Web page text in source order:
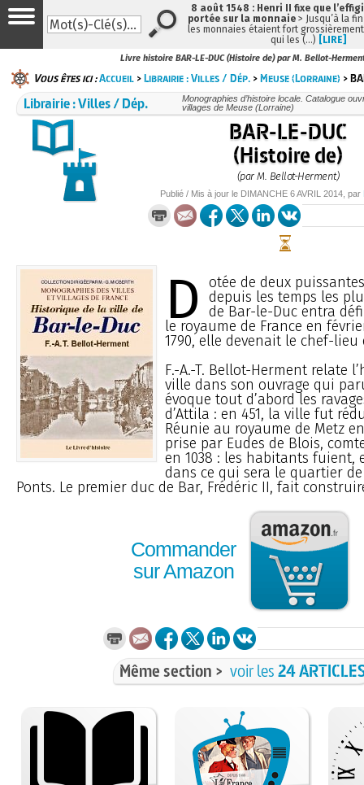
Livre histoire BAR-LE-DUC (Histoire de) par M. Bellot-
Vous êtes ici :Accueil >Librairie : Villes / Dép. >Meuse (Lorraine) >
Librairie : Villes / Dép.
Monographies d’histoire locale. Catalogue
villages de Meuse (Lorraine)
BAR-LE-DUC
(Histoire de)
(par M. Bellot-Herment)
Publié / Mis à jour le DIMANCHE 6 AVRIL 2014 , par
D
otée de deux
depuis les temps les
de Bar-le-Duc entra
le royaume de France en
1790, elle devenait le chef-
F.-A.-T. Bellot-Herment relate
ville dans son ouvrage qui
évoque tout d’abord les
d’Attila : en 451, la ville fut
Réunie au royaume de Metz
prise par Eudes de Blois,
en 1038 : les habitants fuient,
dans ce qui sera le quartier de
Ponts. Le premier duc de Bar, Frédéric II, fait
Commander
sur Amazon
Même section > voir les24
8 août 1548 : Henri II fixe que
portée sur la monnaie > Jusqu’à la
les monnaies étaient fort
qui les (…) [LIRE]